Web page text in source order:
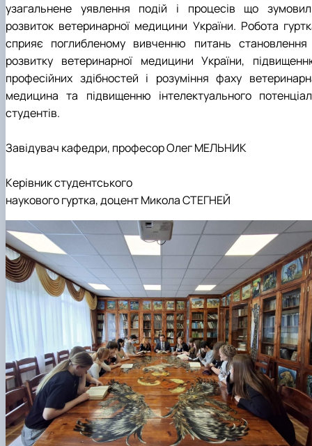
узагальнене уявлення подій і процесів що
розвиток ветеринарної медицини України. Робота
сприяє поглибленому вивченню питань становлення
розвитку ветеринарної медицини України,
професійних здібностей і розуміння фаху
медицина та підвищенню інтелектуального
студентів.
Завідувач кафедри, професор Олег МЕЛЬНИК
Керівник студентського
наукового гуртка, доцент Микола СТЕГНЕЙ